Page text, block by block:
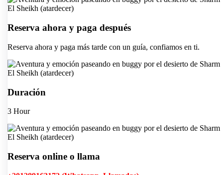
Reserva ahora y paga después
Reserva ahora y paga más tarde con un guía, confiamos en ti.
Duración
3 Hour
Reserva online o llama